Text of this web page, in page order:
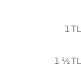
1 TL
1 ½ TL